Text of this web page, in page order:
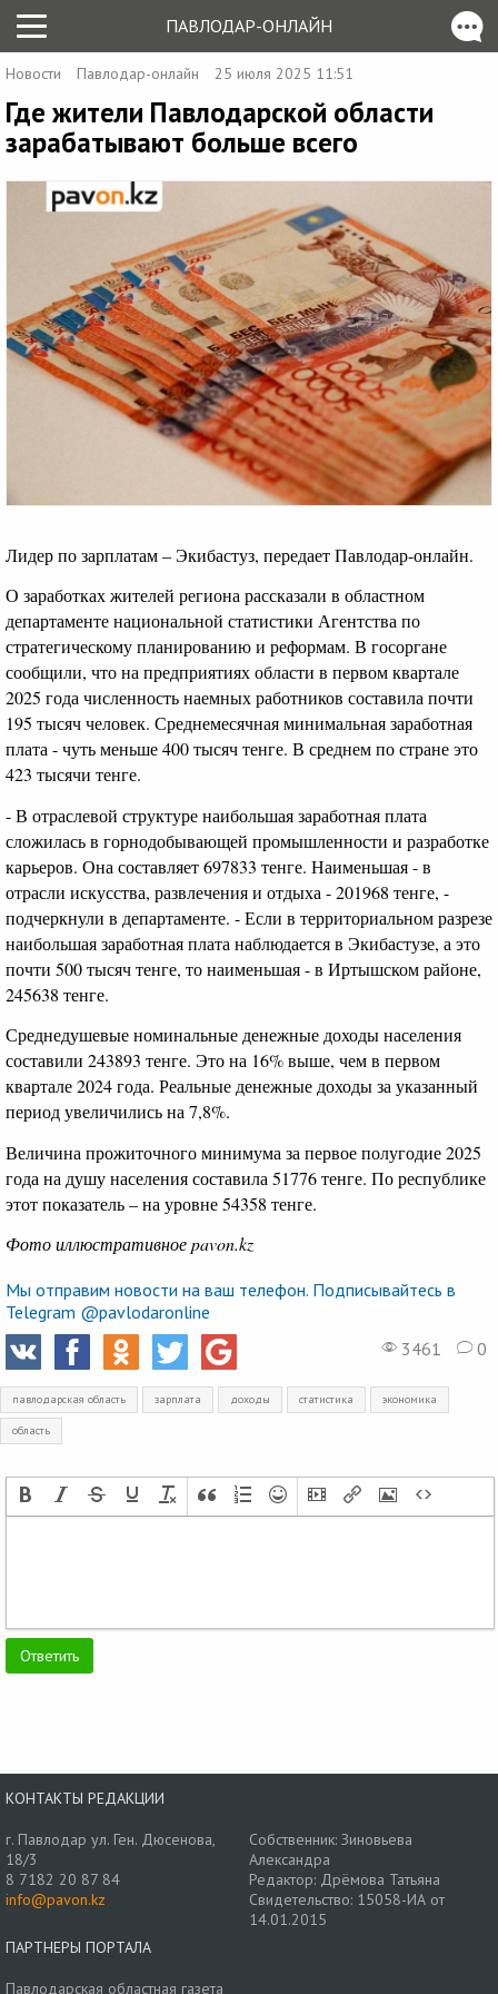
ПАВЛОДАР-ОНЛАЙН
Новости Павлодар-онлайн 25 июля 2025 11:51
Где жители Павлодарской области
зарабатывают больше всего
Лидер по зарплатам – Экибастуз, передает Павлодар-онлайн.
О заработках жителей региона рассказали в областном
департаменте национальной статистики Агентства по
стратегическому планированию и реформам. В госоргане
сообщили, что на предприятиях области в первом квартале
2025 года численность наемных работников составила почти
195 тысяч человек. Среднемесячная минимальная заработная
плата - чуть меньше 400 тысяч тенге. В среднем по стране это
423 тысячи тенге.
- В отраслевой структуре наибольшая заработная плата
сложилась в горнодобывающей промышленности и разработке
карьеров. Она составляет 697833 тенге. Наименьшая - в
отрасли искусства, развлечения и отдыха - 201968 тенге, -
подчеркнули в департаменте. - Если в территориальном разрезе
наибольшая заработная плата наблюдается в Экибастузе, а это
почти 500 тысяч тенге, то наименьшая - в Иртышском районе,
245638 тенге.
Среднедушевые номинальные денежные доходы населения
составили 243893 тенге. Это на 16% выше, чем в первом
квартале 2024 года. Реальные денежные доходы за указанный
период увеличились на 7,8%.
Величина прожиточного минимума за первое полугодие 2025
года на душу населения составила 51776 тенге. По республике
этот показатель – на уровне 54358 тенге.
Фото иллюстративное pavon.kz
Мы отправим новости на ваш телефон. Подписывайтесь в
Telegram @pavlodaronline
3461
0
павлодарская область зарплата доходы статистика экономика
область
КОНТАКТЫ РЕДАКЦИИ
г. Павлодар ул. Ген. Дюсенова,
18/3
8 7182 20 87 84
info@pavon.kz
Собственник: Зиновьева
Александра
Редактор: Дрёмова Татьяна
Свидетельство: 15058-ИА от
14.01.2015
ПАРТНЕРЫ ПОРТАЛА
Павлодарская областная газета